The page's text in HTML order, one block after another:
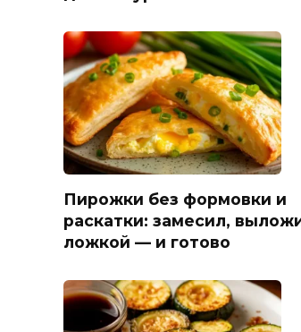
Пирожки без формовки и
раскатки: замесил,
ложкой — и готово